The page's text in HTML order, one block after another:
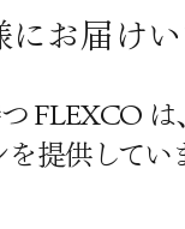
お届け
FLEXCO
提供してい